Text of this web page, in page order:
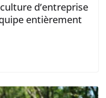
d’entreprise
entièrement